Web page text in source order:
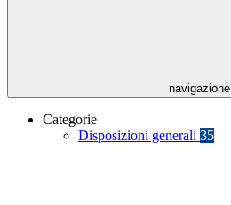
navigazione
Categorie
Disposizioni generali 35